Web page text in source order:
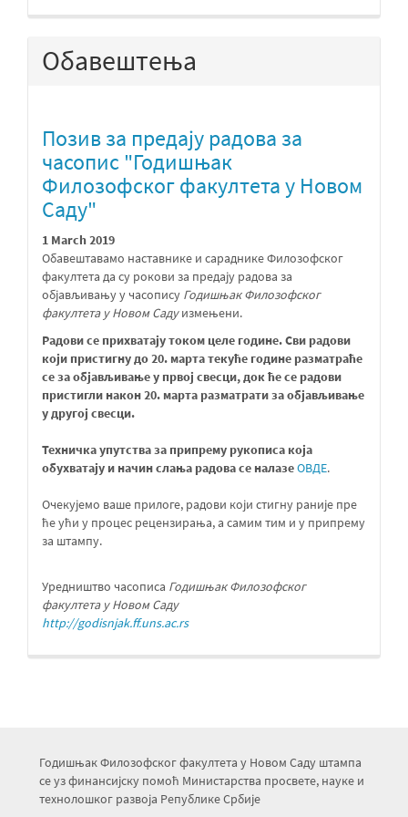
Обавештења
Позив за предају радова за
часопис "Годишњак
Филозофског факултета у Новом
Саду"
1 March 2019
Обавештавамо наставнике и сараднике Филозофског
факултета да су рокови за предају радова за
објављивању у часопису Годишњак Филозофског
факултета у Новом Садуизмењени.
Радови се прихватају током целе године. Сви радови
који пристигну до 20. марта текуће године разматраће
се за објављивање у првој свесци, док ће се радови
пристигли након 20. марта разматрати за објављивање
у другој свесци.
Техничка упутства за припрему рукописа која
обухватају и начин слања радова се налазеОВДЕ.
Очекујемо ваше прилоге, радови који стигну раније пре
ће ући у процес рецензирања, а самим тим и у припрему
за штампу.
Уредништво часописа Годишњак Филозофског
факултета у Новом Саду
http://godisnjak.ff.uns.ac.rs
Годишњак Филозофског факултета у Новом Саду штампа
се уз финансијску помоћ Министарства просвете, науке и
технолошког развоја Републике Србије